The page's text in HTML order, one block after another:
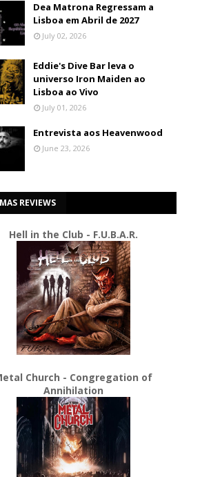
Dea Matrona Regressam a
Lisboa em Abril de 2027
July 02, 2026
Eddie's Dive Bar leva o
universo Iron Maiden ao
Lisboa ao Vivo
July 01, 2026
Entrevista aos Heavenwood
June 23, 2026
REVIEWS
Hell in the Club - F.U.B.A.R.
Church - Congregation of
Annihilation